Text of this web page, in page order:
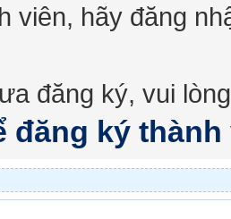
viên, hãy đăng
đăng ký, vui
đăng ký thành